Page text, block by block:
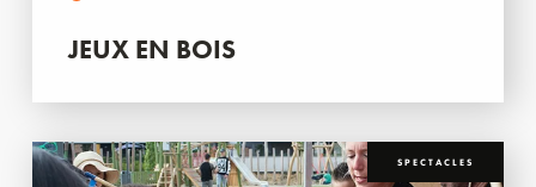
JEUX EN BOIS
SPECTACLES